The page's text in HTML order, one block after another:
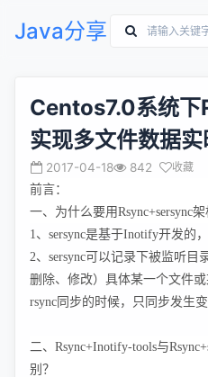
Java分享
Centos7.0系统
实现多文件数据
2017-04-18 842
收藏
前言：
一、为什么要用Rsync+sersync架
1、sersync是基于Inotify开发的
2、sersync可以记录下被监听目
删除、修改）具体某一个文件
rsync同步的时候，只同步发生
二、Rsync+Inotify-tools与
别？